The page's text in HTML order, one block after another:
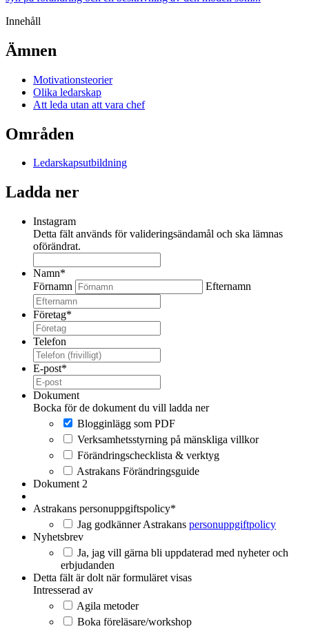
Innehåll
Ämnen
Motivationsteorier
Olika ledarskap
Att leda utan att vara chef
Områden
Ledarskapsutbildning
Ladda ner
Instagram
Detta fält används för valideringsändamål och ska lämnas
oförändrat.
Namn*
Förnamn
Efternamn
Företag*
Telefon
E-post*
Dokument
Bocka för de dokument du vill ladda ner
Blogginlägg som PDF
Verksamhetsstyrning på mänskliga villkor
Förändringschecklista & verktyg
Astrakans Förändringsguide
Dokument 2
Astrakans personuppgiftspolicy*
Jag godkänner Astrakans personuppgiftpolicy
Nyhetsbrev
Ja, jag vill gärna bli uppdaterad med nyheter och
erbjudanden
Detta fält är dolt när formuläret visas
Intresserad av
Agila metoder
Boka föreläsare/workshop